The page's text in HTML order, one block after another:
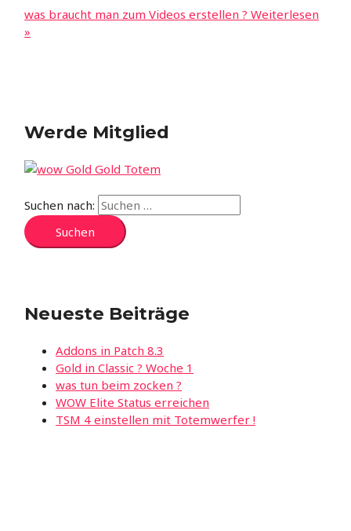
was braucht man zum Videos erstellen ? Weiterlesen
»
Werde Mitglied
Suchen nach:
Neueste Beiträge
Addons in Patch 8.3
Gold in Classic ? Woche 1
was tun beim zocken ?
WOW Elite Status erreichen
TSM 4 einstellen mit Totemwerfer !